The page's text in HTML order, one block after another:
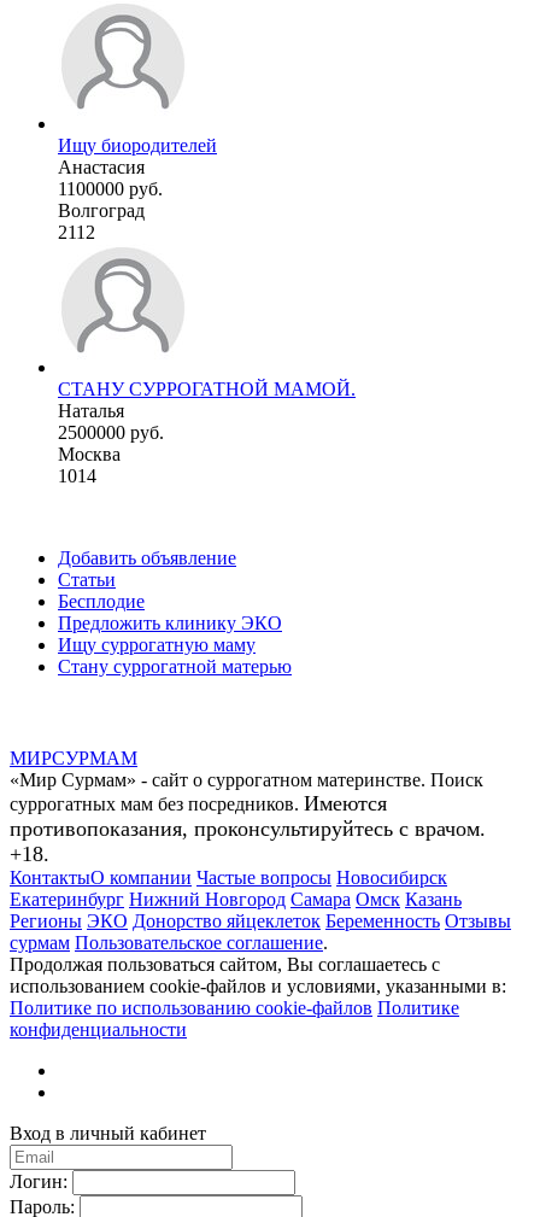
Ищу биородителей
Анастасия
1100000 руб.
Волгоград
2112
СТАНУ СУРРОГАТНОЙ МАМОЙ.
Наталья
2500000 руб.
Москва
1014
Добавить объявление
Статьи
Бесплодие
Предложить клинику ЭКО
Ищу суррогатную маму
Стану суррогатной матерью
МИРСУРМАМ
«Мир Сурмам» - сайт о суррогатном материнстве. Поиск
суррогатных мам без посредников. Имеются
противопоказания, проконсультируйтесь с врачом.
+18.
КонтактыО компании Частые вопросы Новосибирск
Екатеринбург Нижний Новгород Самара Омск Казань
Регионы ЭКО Донорство яйцеклеток Беременность Отзывы
сурмам Пользовательское соглашение.
Продолжая пользоваться сайтом, Вы соглашаетесь с
использованием cookie-файлов и условиями, указанными в:
Политике по использованию cookie-файлов Политике
конфиденциальности
Вход в личный кабинет
Логин:
Пароль: